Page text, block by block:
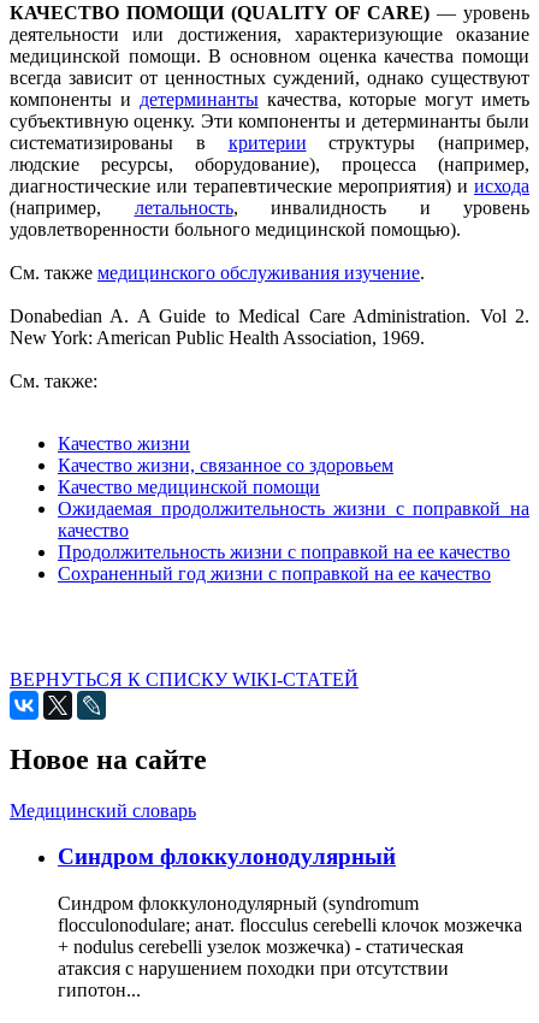
КАЧЕСТВО ПОМОЩИ (QUALITY OF CARE) — уровень
деятельности или достижения, характеризующие оказание
медицинской помощи. В основном оценка качества помощи
всегда зависит от ценностных суждений, однако существуют
компоненты и детерминантыкачества, которые могут иметь
субъективную оценку. Эти компоненты и детерминанты были
систематизированы в критерии структуры (например,
людские ресурсы, оборудование), процесса (например,
диагностические или терапевтические мероприятия) и исхода
(например, летальность, инвалидность и уровень
удовлетворенности больного медицинской помощью).
Cм. также медицинского обслуживания изучение.
Donabedian A. A Guide to Medical Care Administration. Vol 2.
New York: American Public Health Association, 1969.
См. также:
Качество жизни
Качество жизни, связанное со здоровьем
Качество медицинской помощи
Ожидаемая продолжительность жизни с поправкой на
качество
Продолжительность жизни с поправкой на ее качество
Сохраненный год жизни с поправкой на ее качество
ВЕРНУТЬСЯ К СПИСКУ WIKI-СТАТЕЙ
Новое на сайте
Медицинский словарь
Cиндром флоккулонодулярный
Синдром флоккулонодулярный (syndromum
flocculonodulare; анат. flocculus cerebelli клочок мозжечка
+ nodulus cerebelli узелок мозжечка) - статическая
атаксия с нарушением походки при отсутствии
гипотон...